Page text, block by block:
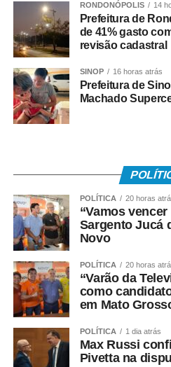
O presidente da Copsfid
orientativo do Tribunal de
transição. “Nossa
desenvolvimento econômico.
que a Reforma Tributária
do que negativos.”
oportunidades de
riqueza amplamente
concentrada nas mãos de
distribuir esse
pode ser um importante
objetivo.”
O presidente do Conselho
Hospitalidade da
Okamura, anfitrião do evento,
exigirão maior integração
produtiva do turismo. “O
RONDONÓPOLIS 14
Prefeitura de
de 41% gasto
revisão cadastral
SINOP 16 horas atrás
Prefeitura de
Machado
POLÍTICA 20 horas
“Vamos
Sargento Jucá
Novo
POLÍTICA 20 horas
“Varão da
como
em Mato
POLÍTICA 1 dia atrás
Max Russi
Pivetta na